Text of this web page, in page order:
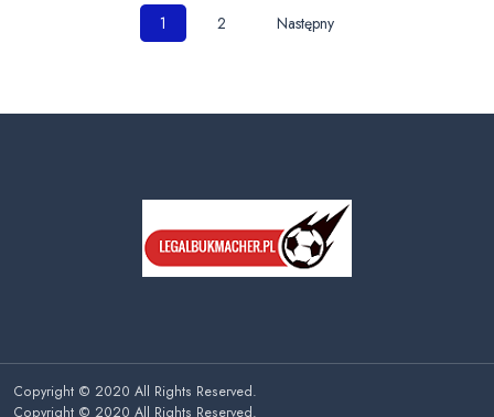
Nawigacja
1 2 Następny
Copyright © 2020 All Rights Reserved.
Copyright © 2020 All Rights Reserved.